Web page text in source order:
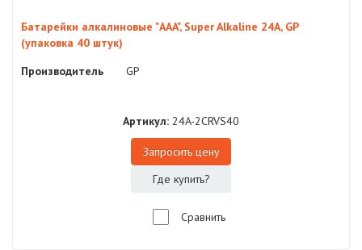
Батарейки алкалиновые "AAA", Super Alkaline 24A, GP
(упаковка 40 штук)
Производитель
GP
Артикул: 24A-2CRVS40
Запросить цену
Где купить?
Сравнить